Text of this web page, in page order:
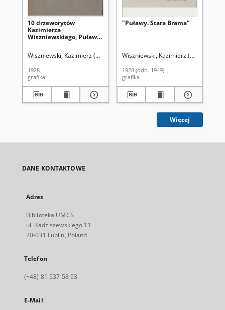
10 drzeworytów
Kazimierza
Wiszniewskiego, Puławy
Wiszniewski, Kazimierz (1894-1960)
1928
grafika
"Puławy. Stara Brama"
Wiszniewski, Kazimierz (1894-1960)
1928 (odb. 1949)
grafika
Więcej
DANE KONTAKTOWE
Adres
Biblioteka UMCS
ul. Radziszewskiego 11
20-031 Lublin, Poland
Telefon
(+48) 81 537 58 93
E-Mail